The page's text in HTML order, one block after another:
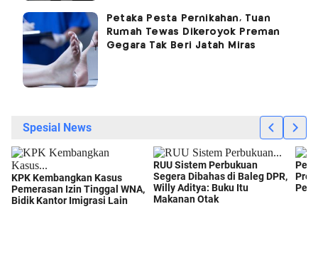
Petaka Pesta Pernikahan, Tuan
Rumah Tewas Dikeroyok Preman
Gegara Tak Beri Jatah Miras